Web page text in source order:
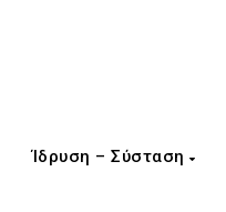
Ίδρυση – Σύσταση